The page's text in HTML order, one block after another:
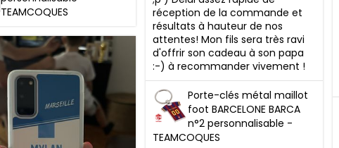
TEAMCOQUES
réception de la commande et
résultats à hauteur de nos
attentes! Mon fils sera très ravi
d'offrir son cadeau à son papa
:-) à recommander vivement !
Porte-clés métal maillot
foot BARCELONE BARCA
n°2 personnalisable -
TEAMCOQUES